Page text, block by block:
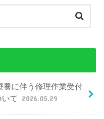
養に伴う修理作業受付
て
2026.05.29